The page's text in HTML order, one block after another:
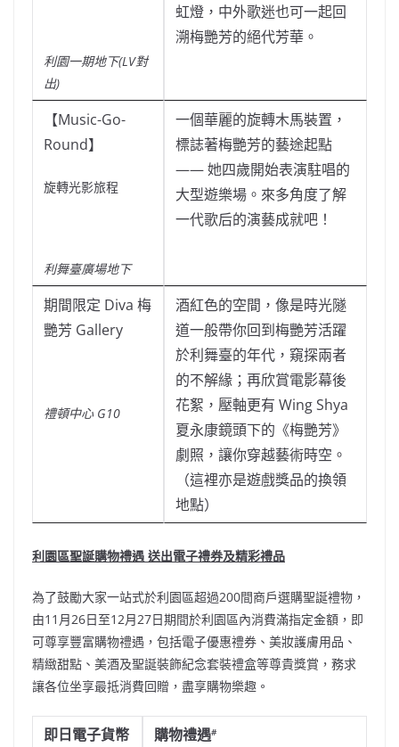
利園一期地下(LV對
出)
虹燈，中外歌迷也可一起回
溯梅艷芳的絕代芳華。
【Music-Go-
Round】
旋轉光影旅程
利舞臺廣場地下
一個華麗的旋轉木馬裝置，
標誌著梅艷芳的藝途起點
—— 她四歲開始表演駐唱的
大型遊樂場。來多角度了解
一代歌后的演藝成就吧！
期間限定 Diva 梅
艷芳 Gallery
禮頓中心 G10
酒紅色的空間，像是時光隧
道一般帶你回到梅艷芳活躍
於利舞臺的年代，窺探兩者
的不解緣；再欣賞電影幕後
花絮，壓軸更有 Wing Shya
夏永康鏡頭下的《梅艷芳》
劇照，讓你穿越藝術時空。
（這裡亦是遊戲獎品的換領
地點）
利園區聖誕購物禮遇 送出電子禮券及精彩禮品
為了鼓勵大家一站式於利園區超過200間商戶選購聖誕禮物，
由11月26日至12月27日期間於利園區內消費滿指定金額，即
可尊享豐富購物禮遇，包括電子優惠禮券、美妝護膚用品、
精緻甜點、美酒及聖誕裝飾紀念套裝禮盒等尊貴獎賞，務求
讓各位坐享最抵消費回贈，盡享購物樂趣。
即日電子貨幣 購物禮遇#